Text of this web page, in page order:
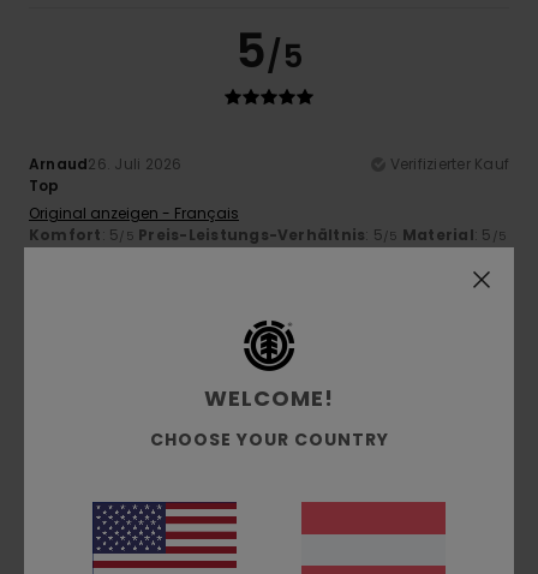
5/5
Arnaud26. Juli 2026
Verifizierter Kauf
Top
Original anzeigen - Français
Komfort: 5/5 Preis-Leistungs-Verhältnis: 5/5 Material: 5 /5
4/5
Original anzeigen - Français
Komfort: 4/5 Preis-Leistungs-Verhältnis: 2/5 Größe
Perfekte GrößeMaterial: 4/5 : 4/5
WELCOME!
CHOOSE YOUR COUNTRY